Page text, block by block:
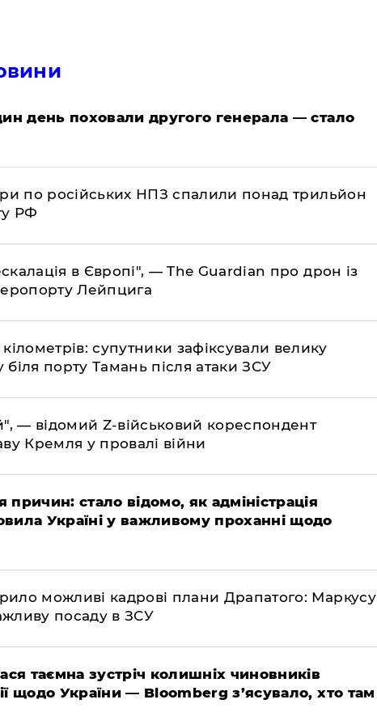
день поховали другого генерала — стало
по російських НПЗ спалили понад трильйон
РФ
в Європі", — The Guardian про дрон із
Лейпцига
супутники зафіксували велику
порту Тамань після атаки ЗСУ
— відомий Z-військовий кореспондент
Кремля у провалі війни
причин: стало відомо, як адміністрація
Україні у важливому проханні щодо
можливі кадрові плани Драпатого: Маркусу
посаду в ЗСУ
таємна зустріч колишніх чиновників
щодо України — Bloomberg з’ясувало, хто там